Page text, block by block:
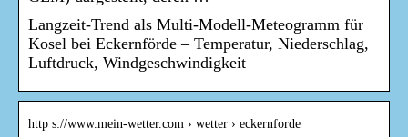
Langzeit-Trend als Multi-Modell-Meteogramm für
Kosel bei Eckernförde – Temperatur, Niederschlag,
Luftdruck, Windgeschwindigkeit
http s://www.mein-wetter.com › wetter › eckernforde